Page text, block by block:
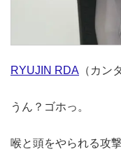
RYUJIN RDA （カン
うん？ゴホっ。
喉と頭をやられる攻